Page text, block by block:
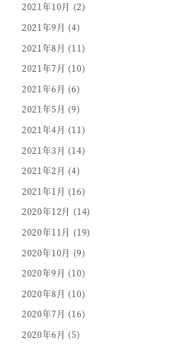
2021年10月 (2)
2021年9月 (4)
2021年8月 (11)
2021年7月 (10)
2021年6月 (6)
2021年5月 (9)
2021年4月 (11)
2021年3月 (14)
2021年2月 (4)
2021年1月 (16)
2020年12月 (14)
2020年11月 (19)
2020年10月 (9)
2020年9月 (10)
2020年8月 (10)
2020年7月 (16)
2020年6月 (5)